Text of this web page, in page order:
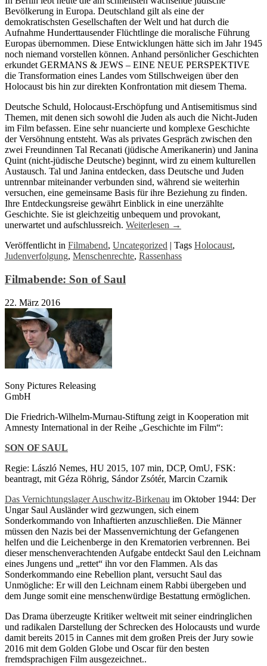
Bevölkerung in Europa. Deutschland gilt als eine der
demokratischsten Gesellschaften der Welt und hat durch die
Aufnahme Hunderttausender Flüchtlinge die moralische Führung
Europas übernommen. Diese Entwicklungen hätte sich im Jahr 1945
noch niemand vorstellen können. Anhand persönlicher Geschichten
erkundet GERMANS & JEWS – EINE NEUE PERSPEKTIVE
die Transformation eines Landes vom Stillschweigen über den
Holocaust bis hin zur direkten Konfrontation mit diesem Thema.
Deutsche Schuld, Holocaust-Erschöpfung und Antisemitismus sind
Themen, mit denen sich sowohl die Juden als auch die Nicht-Juden
im Film befassen. Eine sehr nuancierte und komplexe Geschichte
der Versöhnung entsteht. Was als privates Gespräch zwischen den
zwei Freundinnen Tal Recanati (jüdische Amerikanerin) und Janina
Quint (nicht-jüdische Deutsche) beginnt, wird zu einem kulturellen
Austausch. Tal und Janina entdecken, dass Deutsche und Juden
untrennbar miteinander verbunden sind, während sie weiterhin
versuchen, eine gemeinsame Basis für ihre Beziehung zu finden.
Ihre Entdeckungsreise gewährt Einblick in eine unerzählte
Geschichte. Sie ist gleichzeitig unbequem und provokant,
unerwartet und aufschlussreich. Weiterlesen →
Veröffentlicht in Filmabend, Uncategorized | Tags Holocaust,
Judenverfolgung, Menschenrechte, Rassenhass
Filmabende: Son of Saul
22. März 2016
Sony Pictures Releasing
GmbH
Die Friedrich-Wilhelm-Murnau-Stiftung zeigt in Kooperation mit
Amnesty International in der Reihe „Geschichte im Film“:
SON OF SAUL
Regie: László Nemes, HU 2015, 107 min, DCP, OmU, FSK:
beantragt, mit Géza Röhrig, Sándor Zsótér, Marcin Czarnik
Das Vernichtungslager Auschwitz-Birkenau im Oktober 1944: Der
Ungar Saul Ausländer wird gezwungen, sich einem
Sonderkommando von Inhaftierten anzuschließen. Die Männer
müssen den Nazis bei der Massenvernichtung der Gefangenen
helfen und die Leichenberge in den Krematorien verbrennen. Bei
dieser menschenverachtenden Aufgabe entdeckt Saul den Leichnam
eines Jungens und „rettet“ ihn vor den Flammen. Als das
Sonderkommando eine Rebellion plant, versucht Saul das
Unmögliche: Er will den Leichnam einem Rabbi übergeben und
dem Junge somit eine menschenwürdige Bestattung ermöglichen.
Das Drama überzeugte Kritiker weltweit mit seiner eindringlichen
und radikalen Darstellung der Schrecken des Holocausts und wurde
damit bereits 2015 in Cannes mit dem großen Preis der Jury sowie
2016 mit dem Golden Globe und Oscar für den besten
fremdsprachigen Film ausgezeichnet..